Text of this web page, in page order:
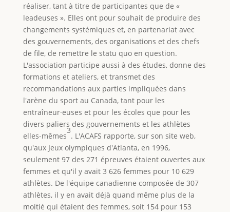
réaliser, tant à titre de participantes que de «
leadeuses ». Elles ont pour souhait de produire des
changements systémiques et, en partenariat avec
des gouvernements, des organisations et des chefs
de file, de remettre le statu quo en question.
L'association participe aussi à des études, donne des
formations et ateliers, et transmet des
recommandations aux parties impliquées dans
l'arène du sport au Canada, tant pour les
entraîneur·euses et pour les écoles que pour les
divers paliers des gouvernements et les athlètes
elles-mêmes
3
. L'ACAFS rapporte, sur son site web,
qu'aux Jeux olympiques d'Atlanta, en 1996,
seulement 97 des 271 épreuves étaient ouvertes aux
femmes et qu'il y avait 3 626 femmes pour 10 629
athlètes. De l'équipe canadienne composée de 307
athlètes, il y en avait déjà quand même plus de la
moitié qui étaient des femmes, soit 154 pour 153